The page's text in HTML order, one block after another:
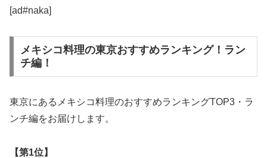
[ad#naka]
メキシコ料理の東京おすすめランキング！ラン
チ編！
東京にあるメキシコ料理のおすすめランキングTOP3・ ラ
ンチ編をお届けします。
【第1位】